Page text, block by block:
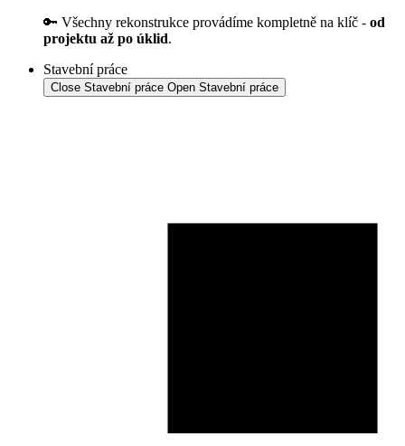
🔑 Všechny rekonstrukce provádíme kompletně na klíč - od
projektu až po úklid.
Stavební práce
Close Stavební práce Open Stavební práce